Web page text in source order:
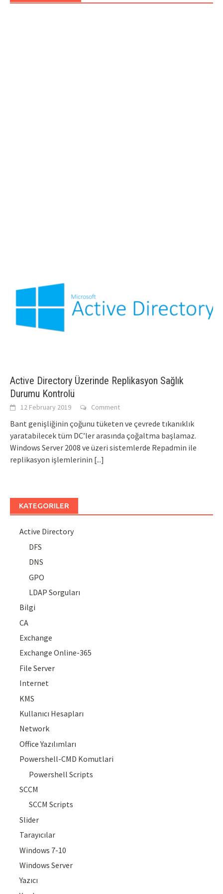
Active Directory Üzerinde Replikasyon Sağlık
Durumu Kontrolü
12 February 2019 Comment
Bant genişliğinin çoğunu tüketen ve çevrede tıkanıklık
yaratabilecek tüm DC’ler arasında çoğaltma başlamaz.
Windows Server 2008 ve üzeri sistemlerde Repadmin ile
replikasyon işlemlerinin [...]
KATEGORILER
Active Directory
DFS
DNS
GPO
LDAP Sorguları
Bilgi
CA
Exchange
Exchange Online-365
File Server
Internet
KMS
Kullanıcı Hesapları
Network
Office Yazılımları
Powershell-CMD Komutlari
Powershell Scripts
SCCM
SCCM Scripts
Slider
Tarayıcılar
Windows 7-10
Windows Server
Yazıcı